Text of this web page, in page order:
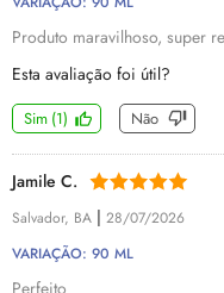
Produto maravilhoso, super
Esta avaliação foi útil?
Sim (1) Não
Jamile C.
Salvador, BA | 28/07/2026
VARIAÇÃO: 90 ML